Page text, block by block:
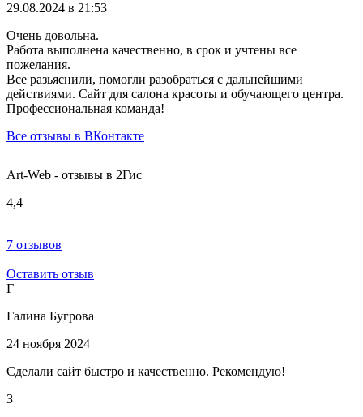
29.08.2024 в 21:53
Очень довольна.
Работа выполнена качественно, в срок и учтены все
пожелания.
Все разьяснили, помогли разобраться с дальнейшими
действиями. Сайт для салона красоты и обучающего центра.
Профессиональная команда!
Все отзывы в ВКонтакте
Art-Web - отзывы в 2Гис
4,4
7 отзывов
Оставить отзыв
Г
Галина Бугрова
24 ноября 2024
Сделали сайт быстро и качественно. Рекомендую!
З